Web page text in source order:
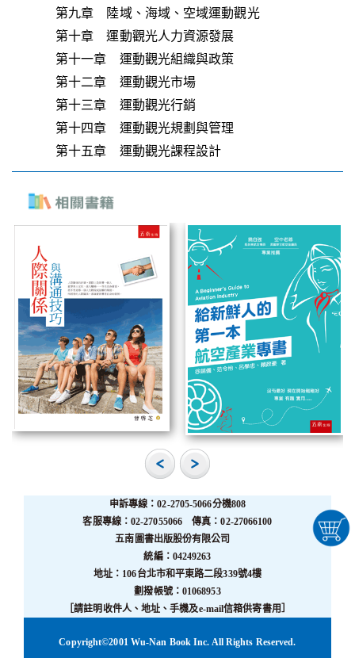
第九章 陸域、海域、空域運動觀光
第十章 運動觀光人力資源發展
第十一章 運動觀光組織與政策
第十二章 運動觀光市場
第十三章 運動觀光行銷
第十四章 運動觀光規劃與管理
第十五章 運動觀光課程設計
申訴專線：02-2705-5066分機808
客服專線：02-27055066 傳真：02-27066100
五南圖書出版股份有限公司
統編：04249263
地址：106台北市和平東路二段339號4樓
劃撥帳號：01068953
［請註明收件人、地址、手機及e-mail信箱供寄書用］
Copyright©2001 Wu-Nan Book Inc. All Rights Reserved.